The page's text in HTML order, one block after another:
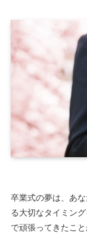
卒業式の夢は、あ
る大切なタイミン
で頑張ってきたこ